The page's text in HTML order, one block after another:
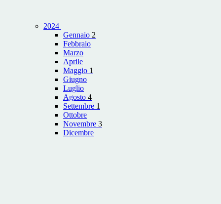
2024
Gennaio 2
Febbraio
Marzo
Aprile
Maggio 1
Giugno
Luglio
Agosto 4
Settembre 1
Ottobre
Novembre 3
Dicembre